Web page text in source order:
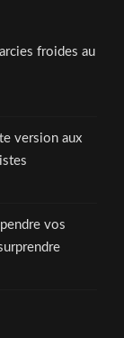
froides au
version aux
vos